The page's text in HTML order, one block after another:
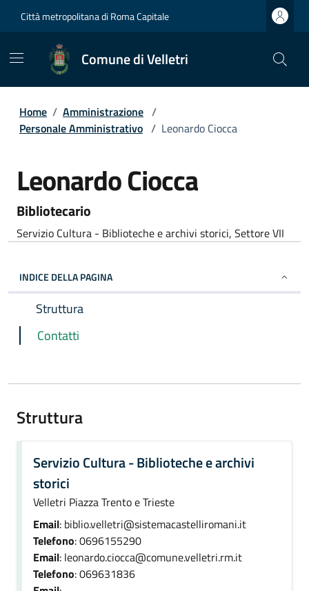
Città metropolitana di Roma Capitale
Comune di Velletri
Home / Amministrazione /
Personale Amministrativo / Leonardo Ciocca
Leonardo Ciocca
Bibliotecario
Servizio Cultura - Biblioteche e archivi storici, Settore VII
INDICE DELLA PAGINA
Struttura
Contatti
Struttura
Servizio Cultura - Biblioteche e archivi
storici
Velletri Piazza Trento e Trieste
Email: biblio.velletri@sistemacastelliromani.it
Telefono: 0696155290
Email: leonardo.ciocca@comune.velletri.rm.it
Telefono: 069631836